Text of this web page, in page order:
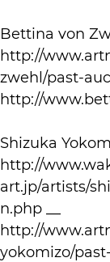
Bettina von
http://
zwehl/past-
http://
Shizuka
http://
art.jp/artists/
n.php __
http://
yokomizo/